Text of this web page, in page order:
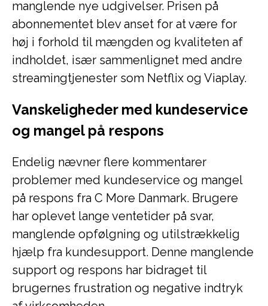
manglende nye udgivelser. Prisen på
abonnementet blev anset for at være for
høj i forhold til mængden og kvaliteten af
indholdet, især sammenlignet med andre
streamingtjenester som Netflix og Viaplay.
Vanskeligheder med kundeservice
og mangel på respons
Endelig nævner flere kommentarer
problemer med kundeservice og mangel
på respons fra C More Danmark. Brugere
har oplevet lange ventetider på svar,
manglende opfølgning og utilstrækkelig
hjælp fra kundesupport. Denne manglende
support og respons har bidraget til
brugernes frustration og negative indtryk